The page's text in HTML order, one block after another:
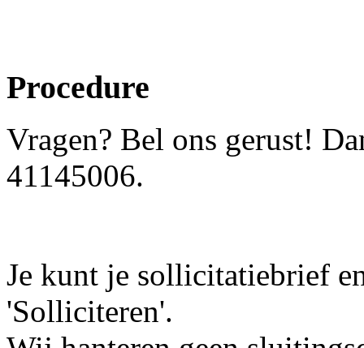
Procedure
Vragen? Bel ons gerust!
41145006.
Je kunt je sollicitatiebrief
'Solliciteren'.